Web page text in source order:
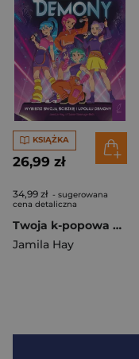
KSIĄŻKA
26,99 zł
34,99 zł - sugerowana
cena detaliczna
Twoja k-popowa misja. Idolki kontra demony. Wybierz swoją ścieżkę i upoluj demony
Jamila Hay